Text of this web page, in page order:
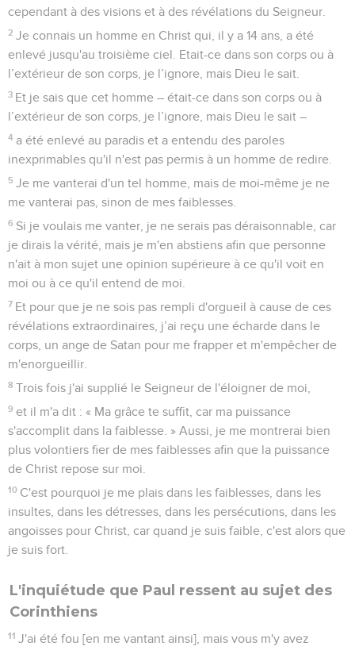
cependant à des visions et à des révélations du Seigneur.
2 Je connais un homme en Christ qui, il y a 14 ans, a été
enlevé jusqu'au troisième ciel. Etait-ce dans son corps ou à
l’extérieur de son corps, je l’ignore, mais Dieu le sait.
3 Et je sais que cet homme – était-ce dans son corps ou à
l’extérieur de son corps, je l’ignore, mais Dieu le sait –
4 a été enlevé au paradis et a entendu des paroles
inexprimables qu'il n'est pas permis à un homme de redire.
5 Je me vanterai d'un tel homme, mais de moi-même je ne
me vanterai pas, sinon de mes faiblesses.
6 Si je voulais me vanter, je ne serais pas déraisonnable, car
je dirais la vérité, mais je m'en abstiens afin que personne
n'ait à mon sujet une opinion supérieure à ce qu'il voit en
moi ou à ce qu'il entend de moi.
7 Et pour que je ne sois pas rempli d'orgueil à cause de ces
révélations extraordinaires, j’ai reçu une écharde dans le
corps, un ange de Satan pour me frapper et m'empêcher de
m'enorgueillir.
8 Trois fois j'ai supplié le Seigneur de l'éloigner de moi,
9 et il m'a dit : « Ma grâce te suffit, car ma puissance
s'accomplit dans la faiblesse. » Aussi, je me montrerai bien
plus volontiers fier de mes faiblesses afin que la puissance
de Christ repose sur moi.
10 C'est pourquoi je me plais dans les faiblesses, dans les
insultes, dans les détresses, dans les persécutions, dans les
angoisses pour Christ, car quand je suis faible, c'est alors que
je suis fort.
L'inquiétude que Paul ressent au sujet des
Corinthiens
11 J'ai été fou [en me vantant ainsi], mais vous m'y avez